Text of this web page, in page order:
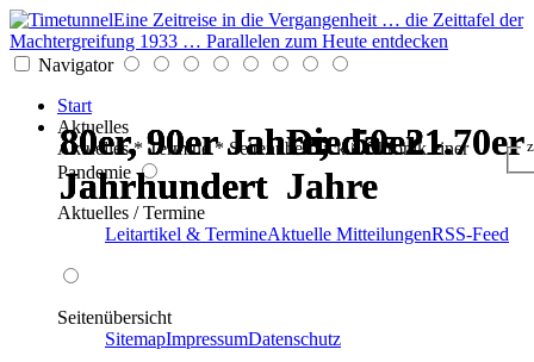
Eine Zeitreise in die Vergangenheit … die Zeittafel der
Machtergreifung 1933 … Parallelen zum Heute entdecken
Navigator
Start
Aktuelles
Aktuelles * Termine * Seitenüberblick * Chronik einer
Pandemie
Aktuelles / Termine
Leitartikel & TermineAktuelle MitteilungenRSS-Feed
Seitenübersicht
SitemapImpressumDatenschutz
80er, 90er Jahre; das 21.
Jahrhundert
Die 50er - 70er
Jahre
80er, 90er Jahre; das 21.
Jahrhundert
80er, 90er Jahre; das 21.
Jahrhundert
Die 50er - 70er
Jahre
80er, 90er Jahre; das 21.
Jahrhundert